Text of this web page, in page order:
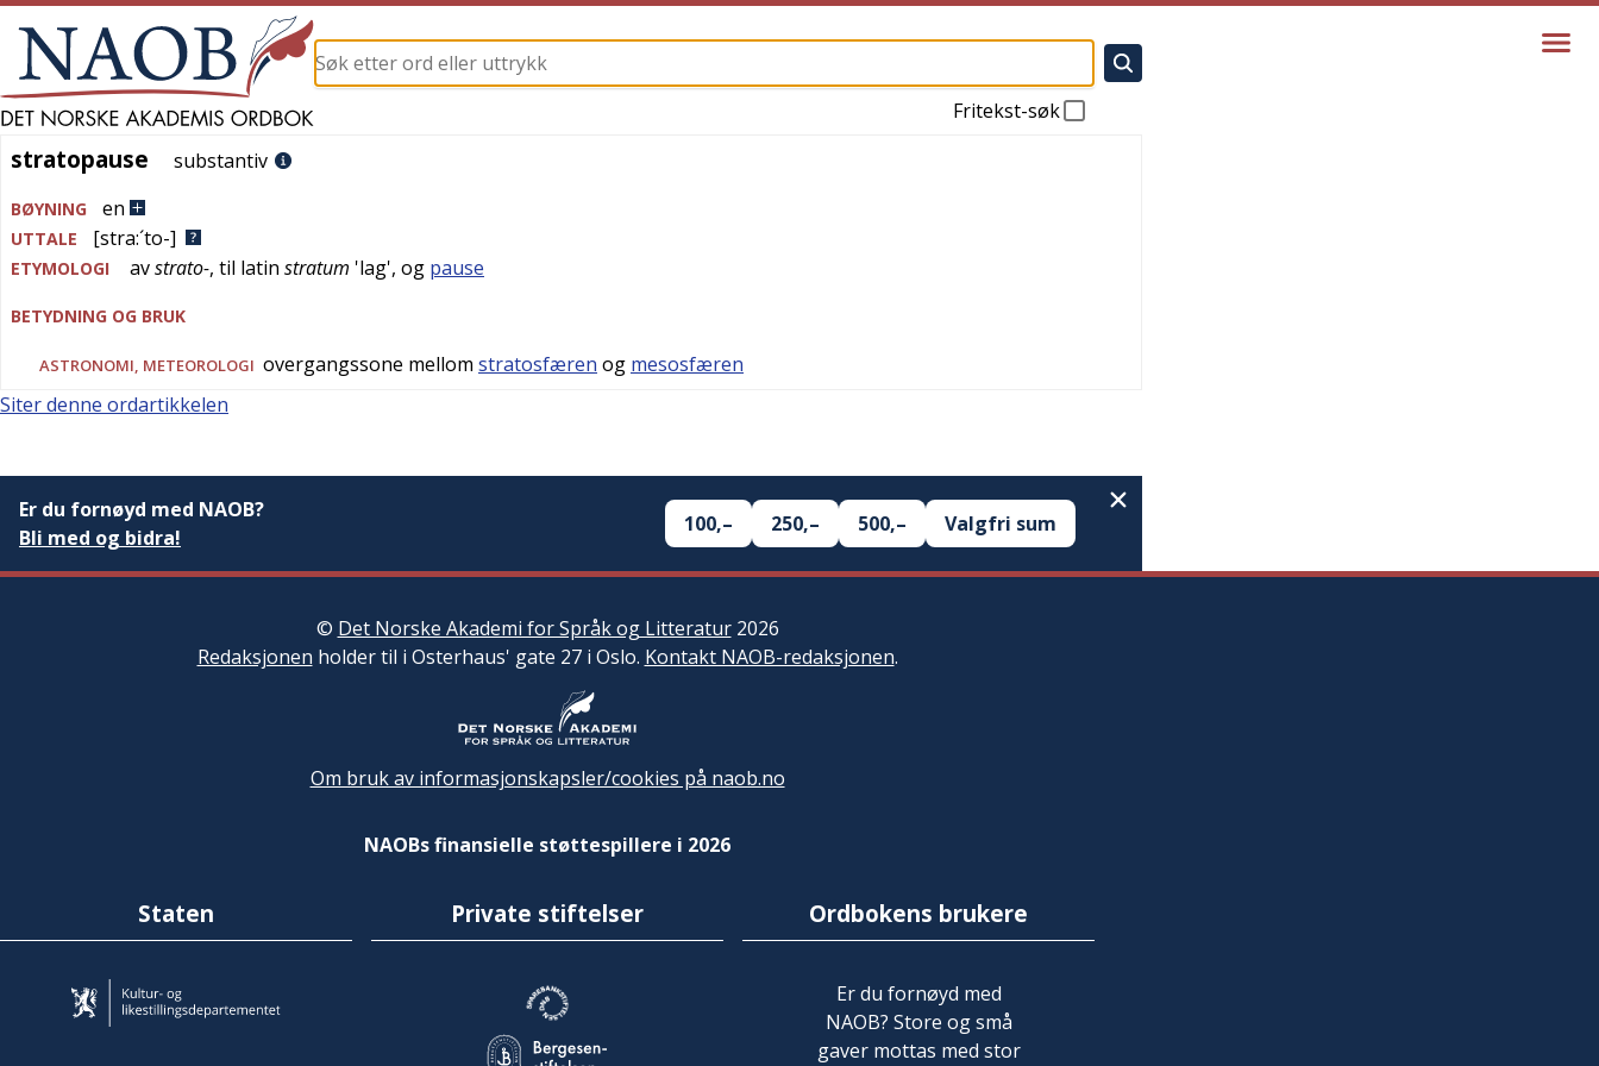
Fritekst-søk
stratopause
stratopause substantiv
BØYNING en
UTTALE [stra:´to-]
ETYMOLOGI avstrato-, til latin stratum 'lag', og pause
BETYDNING OG BRUK
ASTRONOMI METEOROLOGI overgangssone mellom stratosfæren og mesosfæren
Siter denne ordartikkelen
Er du fornøyd med NAOB?
Bli med og bidra!
100,– 250,– 500,– Valgfri sum
© Det Norske Akademi for Språk og Litteratur2026
Redaksjonen holder til i Osterhaus' gate 27 i Oslo. Kontakt NAOB-redaksjonen.
Om bruk av informasjonskapsler/cookies på naob.no
NAOBs finansielle støttespillere i 2026
Staten Private stiftelser Ordbokens brukere
Er du fornøyd med
NAOB? Store og små
gaver mottas med stor